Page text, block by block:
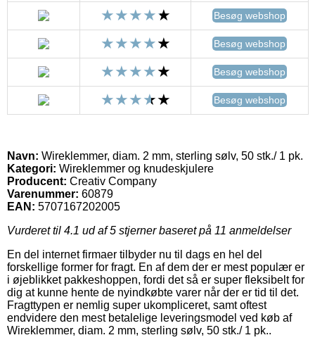
Besøg webshop
Besøg webshop
Besøg webshop
Besøg webshop
Navn: Wireklemmer, diam. 2 mm, sterling sølv, 50 stk./ 1 pk.
Kategori: Wireklemmer og knudeskjulere
Producent: Creativ Company
Varenummer: 60879
EAN: 5707167202005
Vurderet til 4.1 ud af 5 stjerner baseret på 11 anmeldelser
En del internet firmaer tilbyder nu til dags en hel del
forskellige former for fragt. En af dem der er mest populær er
i øjeblikket pakkeshoppen, fordi det så er super fleksibelt for
dig at kunne hente de nyindkøbte varer når der er tid til det.
Fragttypen er nemlig super ukompliceret, samt oftest
endvidere den mest betalelige leveringsmodel ved køb af
Wireklemmer, diam. 2 mm, sterling sølv, 50 stk./ 1 pk..